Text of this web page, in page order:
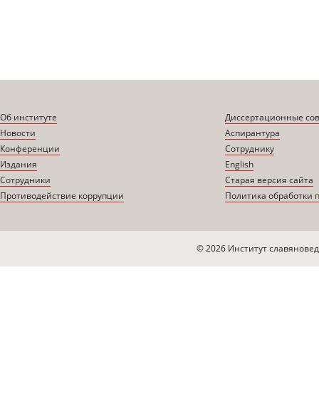
Об институте
Новости
Конференции
Издания
Сотрудники
Противодействие коррупции
Диссертационные
Аспирантура
Сотруднику
English
Старая версия сайта
Политика обработки
© 2026 Институт